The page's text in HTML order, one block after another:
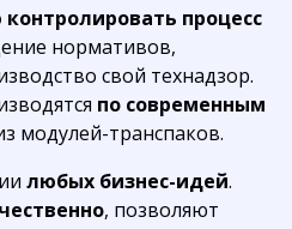
процесс
нормативов,
свой технадзор.
по современным
модулей-транспаков.
любых бизнес-идей.
, позволяют